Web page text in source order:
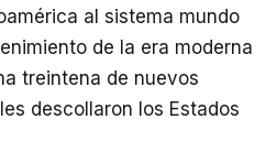
al sistema mundo
de la era moderna
treintena de nuevos
descollaron los Estados